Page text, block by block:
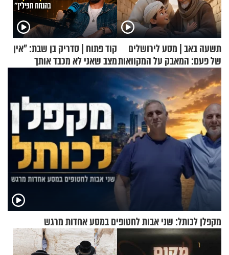
תשעה באב | מסע לירושלים
של פעם: המאבק על המקוואות
קוד פתוח | סדריק בן שבת: "אין
מצב שאני לא מכבד אותך
בבוקר בהנחת תפילין"
מקפלן לכותל: שני אבות לחטופים במסע אחדות מרגש